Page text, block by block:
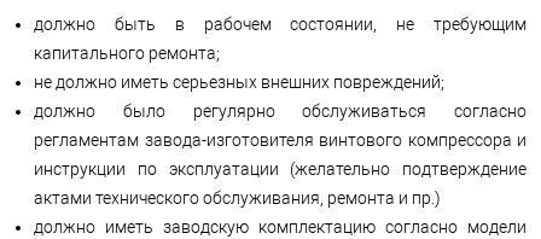
должно быть в рабочем состоянии, не требующим
капитального ремонта;
не должно иметь серьезных внешних повреждений;
должно было регулярно обслуживаться согласно
регламентам завода-изготовителя винтового компрессора и
инструкции по эксплуатации (желательно подтверждение
актами технического обслуживания, ремонта и пр.)
должно иметь заводскую комплектацию согласно модели